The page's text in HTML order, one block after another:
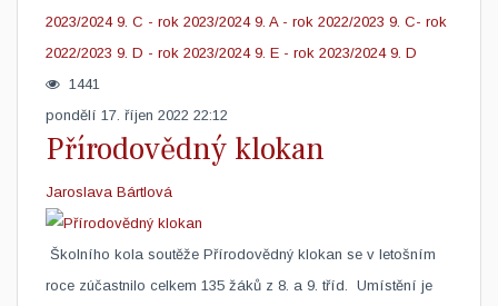
2023/2024 9. C - rok 2023/2024 9. A - rok 2022/2023 9. C- rok
2022/2023 9. D - rok 2023/2024 9. E - rok 2023/2024 9. D
1441
pondělí 17. říjen 2022 22:12
Přírodovědný klokan
Jaroslava Bártlová
​ Školního kola soutěže Přírodovědný klokan se v letošním
roce zúčastnilo celkem 135 žáků z 8. a 9. tříd. Umístění je